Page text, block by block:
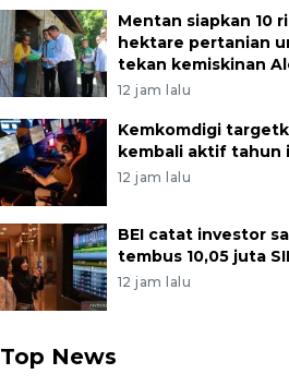
Mentan siapkan 10
hektare pertanian
tekan kemiskinan
12 jam lalu
Kemkomdigi
kembali aktif tahun
12 jam lalu
BEI catat investor
tembus 10,05 juta
12 jam lalu
Top News